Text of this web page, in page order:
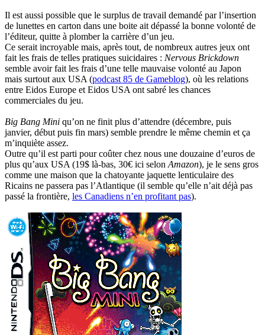
Il est aussi possible que le surplus de travail demandé par l’insertion
de lunettes en carton dans une boite ait dépassé la bonne volonté de
l’éditeur, quitte à plomber la carrière d’un jeu.
Ce serait incroyable mais, après tout, de nombreux autres jeux ont
fait les frais de telles pratiques suicidaires : Nervous Brickdown
semble avoir fait les frais d’une telle mauvaise volonté au Japon
mais surtout aux USA (podcast 85 de Gameblog), où les relations
entre Eidos Europe et Eidos USA ont sabré les chances
commerciales du jeu.
Big Bang Mini qu’on ne finit plus d’attendre (décembre, puis
janvier, début puis fin mars) semble prendre le même chemin et ça
m’inquiète assez.
Outre qu’il est parti pour coûter chez nous une douzaine d’euros de
plus qu’aux USA (19$ là-bas, 30€ ici selon Amazon), je le sens gros
comme une maison que la chatoyante jaquette lenticulaire des
Ricains ne passera pas l’Atlantique (il semble qu’elle n’ait déjà pas
passé la frontière, les Canadiens n’en profitant pas).